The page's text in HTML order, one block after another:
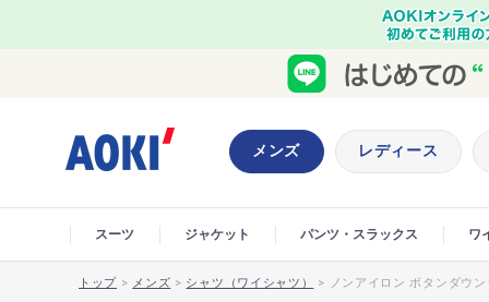
メンズ レディース
スーツ ジャケット パンツ・スラックス ワ
トップ > メンズ > シャツ（ワイシャツ） > ノンアイロン ボタンダウ